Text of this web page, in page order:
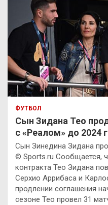
ФУТБОЛ
Сын Зидана Тео
с «Реалом» до 2024
Сын Зинедина Зидана
© Sports.ru Сообщается,
контракта Тео Зидана
Серхио Аррибаса и
продлении соглашения
сезоне Тео провел 31